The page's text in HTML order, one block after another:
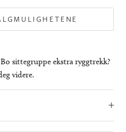
sittegruppe ekstra ryggtrekk?
videre.